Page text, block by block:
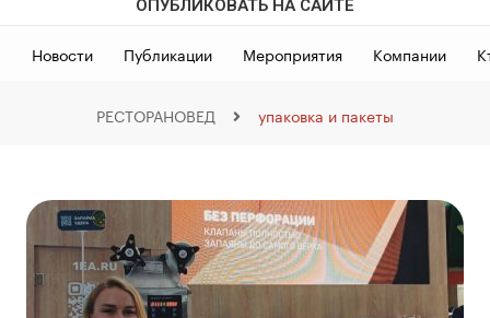
ОПУБЛИКОВАТЬ НА САЙТЕ
Новости Публикации Мероприятия Компании
РЕСТОРАНОВЕД упаковка и пакеты